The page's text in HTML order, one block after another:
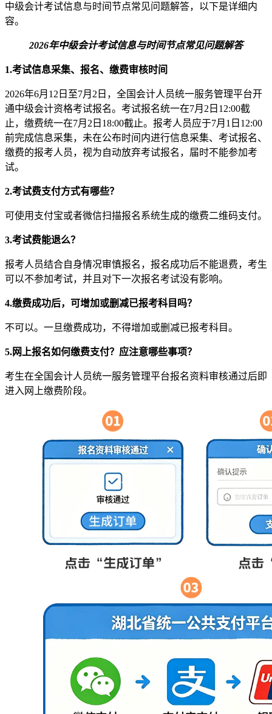
中级会计考试信息与时间节点常见问题解答，以下是详细内
容。
2026年中级会计考试信息与时间节点常见问题解答
1.考试信息采集、报名、缴费审核时间
2026年6月12日至7月2日，全国会计人员统一服务管理平台开
通中级会计资格考试报名。考试报名统一在7月2日12:00截
止，缴费统一在7月2日18:00截止。报考人员应于7月1日12:00
前完成信息采集，未在公布时间内进行信息采集、考试报名、
缴费的报考人员，视为自动放弃考试报名，届时不能参加考
试。
2.考试费支付方式有哪些？
可使用支付宝或者微信扫描报名系统生成的缴费二维码支付。
3.考试费能退么？
报考人员结合自身情况审慎报名，报名成功后不能退费，考生
可以不参加考试，并且对下一次报名考试没有影响。
4.缴费成功后，可增加或删减已报考科目吗？
不可以。一旦缴费成功，不得增加或删减已报考科目。
5.网上报名如何缴费支付？应注意哪些事项？
考生在全国会计人员统一服务管理平台报名资料审核通过后即
进入网上缴费阶段。